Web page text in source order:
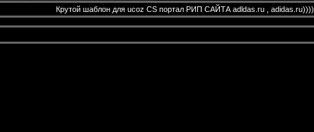
Крутой шаблон для ucoz CS портал РИП САЙТА adldas.ru , adidas.ru))))